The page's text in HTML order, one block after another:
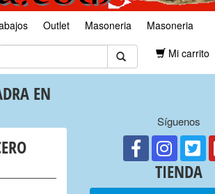
Outlet Masoneria
Masoneria
Mi carrito
EN
Síguenos
TIENDA